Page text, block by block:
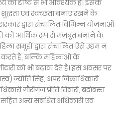
की दृष्टि से भी आवश्यक है। इसके
शुद्धता एवं स्वच्छता बनाए रखने के
द्वारा संचालित विभिन्न योजनाओं
को आर्थिक रूप से मजबूत बनाने के
समूहों द्वारा संचालित ऐसे उद्यम न
हैं, बल्कि महिलाओं के
को भी बढ़ावा देते हैं। इस अवसर पर
ज्योति सिंह, अपर जिलाधिकारी
गौरीगंज प्रीति तिवारी, बंदोबस्त
अन्य संबंधित अधिकारी एवं